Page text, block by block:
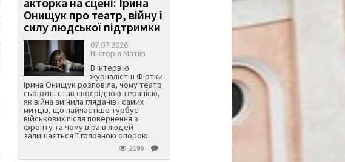
Онищук про театр, війну і
силу людської підтримки
07.07.2026
Вікторія Матіїв
В інтерв'ю
журналістці Фіртки
Ірина Онищук розповіла, чому театр
сьогодні став своєрідною терапією,
як війна змінила глядачів і самих
митців, що найчастіше турбує
військових після повернення з
фронту та чому віра в людей
залишається її головною опорою.
2196